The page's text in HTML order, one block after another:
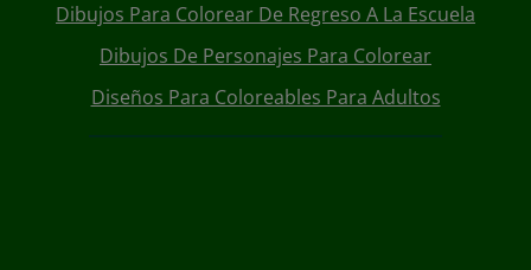
Dibujos Para Colorear De Regreso A La Escuela
Dibujos De Personajes Para Colorear
Diseños Para Coloreables Para Adultos